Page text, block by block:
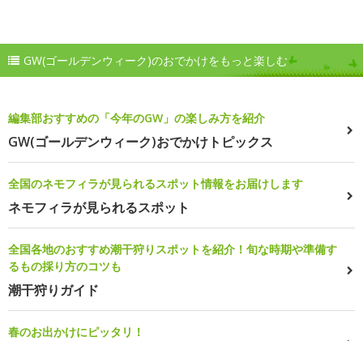
GW(ゴールデンウィーク)のおでかけをもっと楽しむ
編集部おすすめの「今年のGW」の楽しみ方を紹介
GW(ゴールデンウィーク)おでかけトピックス
全国のネモフィラが見られるスポット情報をお届けします
ネモフィラが見られるスポット
全国各地のおすすめ潮干狩りスポットを紹介！旬な時期や準備す
るもの採り方のコツも
潮干狩りガイド
春のお出かけにピッタリ！